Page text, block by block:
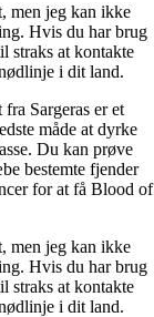
men jeg kan ikke
Hvis du har brug
straks at kontakte
i dit land.
Sargeras er et
måde at dyrke
Du kan prøve
bestemte fjender
for at få Blood of
men jeg kan ikke
Hvis du har brug
straks at kontakte
i dit land.